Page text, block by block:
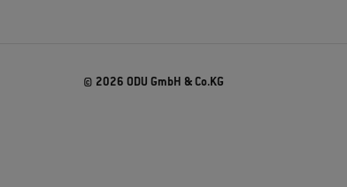
© 2026 ODU GmbH & Co.KG